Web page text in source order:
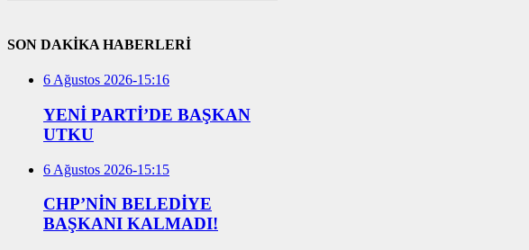
SON DAKİKA HABERLERİ
6 Ağustos 2026-15:16
YENİ PARTİ’DE BAŞKAN
UTKU
6 Ağustos 2026-15:15
CHP’NİN BELEDİYE
BAŞKANI KALMADI!